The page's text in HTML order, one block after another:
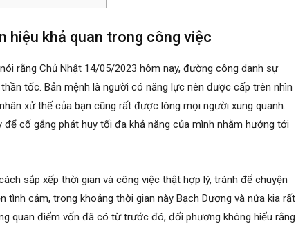
hiệu khả quan trong công việc
rằng Chủ Nhật 14/05/2023 hôm nay, đường công danh sự
tốc. Bản mệnh là người có năng lực nên được cấp trên nhìn
xử thế của bạn cũng rất được lòng mọi người xung quanh.
cố gắng phát huy tối đa khả năng của mình nhằm hướng tới
sắp xếp thời gian và công việc thật hợp lý, tránh để chuyện
tình cảm, trong khoảng thời gian này Bạch Dương và nửa kia rất
quan điểm vốn đã có từ trước đó, đối phương không hiểu rằng